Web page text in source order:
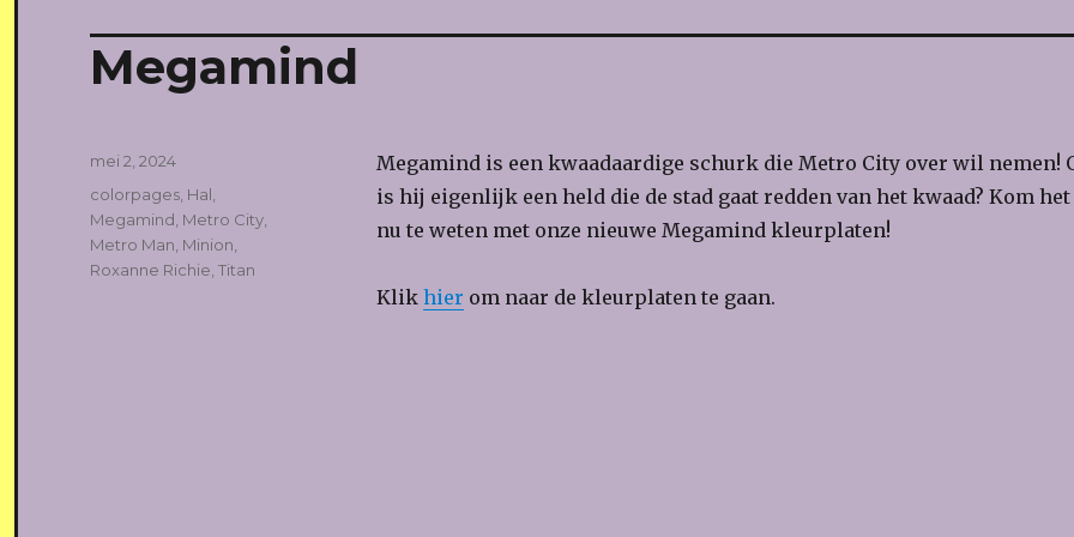
Megamind
Megamind is een kwaadaardige schurk die Metro City over wil nemen!
is hij eigenlijk een held die de stad gaat redden van het kwaad? Kom het
nu te weten met onze nieuwe Megamind kleurplaten!
Klik hier om naar de kleurplaten te gaan.
Geplaatst
mei 2, 2024
Tags
colorpages, Hal
Megamind Metro City,
Metro Man Minion
Roxanne Richie Titan